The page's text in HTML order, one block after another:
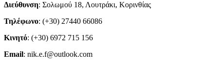
Διεύθυνση: Σολωμού 18, Λουτράκι, Κορινθίας
Τηλέφωνο: (+30) 27440 66086
Κινητό: (+30) 6972 715 156
Email: nik.e.f@outlook.com